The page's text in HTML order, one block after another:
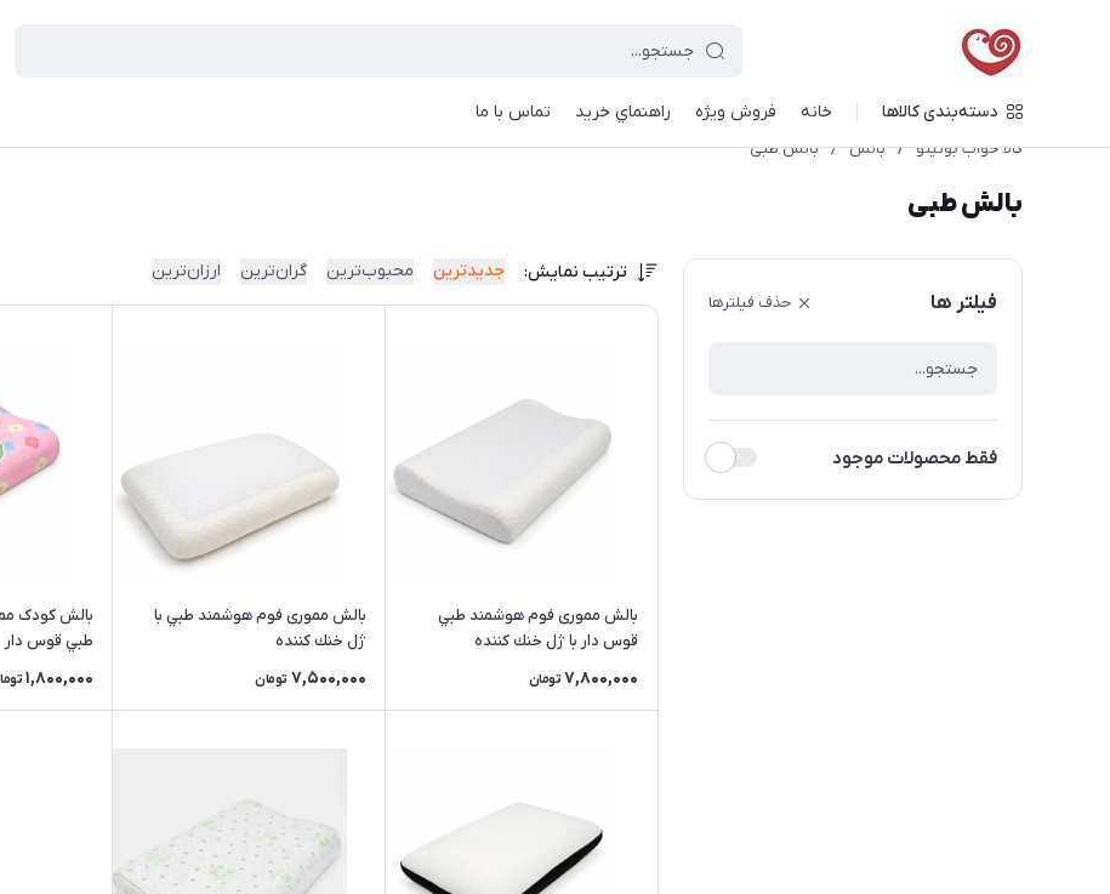
دسته‌بندی کالاها خانه فروش ویژه راهنماي خريد تماس با ما
کالا خواب بونیتو / بالش / بالش طبی
بالش طبی
فیلتر ها حذف فیلترها
فقط محصولات موجود
ترتیب نمایش: جدیدترین محبوب‌ترین گران‌ترین ارزان‌ترین
بالش مموری فوم هوشمند طبي
قوس دار با ژل خنك كننده
7,800,000 تومان
بالش مموری فوم هوشمند طبي با
ژل خنك كننده
7,500,000 تومان
بالش کودک
طبي قوس دار
1,800,000